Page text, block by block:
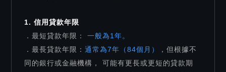
1. 信用貸款年限
．最短貸款年限：
一般為1年。
．最長貸款年限：通常為7年（84個月）
，但根據不
同的銀行或金融機構， 可能有更長或更短的貸款期